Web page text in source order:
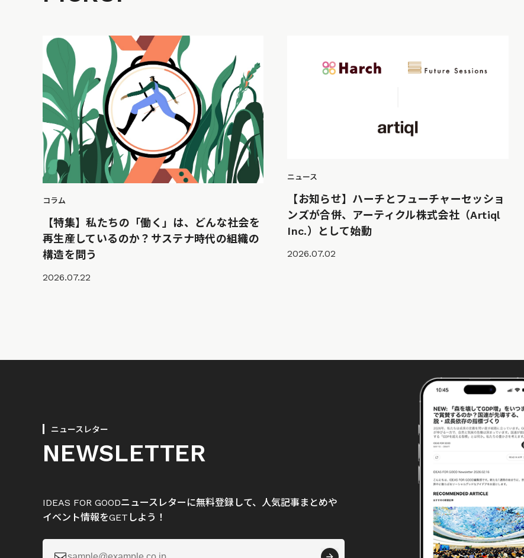
コラム
【特集】私たちの「働く」は、どんな社会を
再生産しているのか？サステナ時代の組織の
構造を問う
2026.07.22
ニュース
【お知らせ】ハーチとフューチャーセッショ
ンズが合併、アーティクル株式会社（Artiql
Inc.）として始動
2026.07.02
ニュースレター
NEWSLETTER
IDEAS FOR GOODニュースレターに無料登録して、人気記事まとめや
イベント情報をGETしよう！